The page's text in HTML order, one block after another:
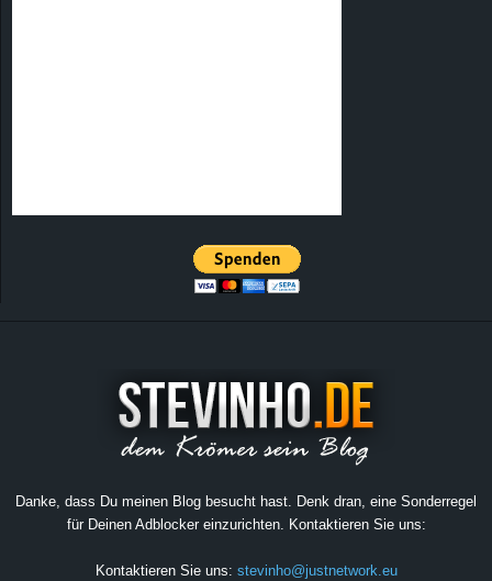
Danke, dass Du meinen Blog besucht hast. Denk dran, eine Sonderregel
für Deinen Adblocker einzurichten. Kontaktieren Sie uns:
Kontaktieren Sie uns: stevinho@justnetwork.eu